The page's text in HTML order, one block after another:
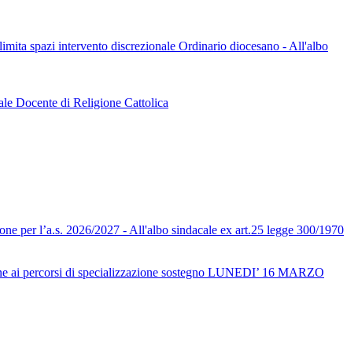
spazi intervento discrezionale Ordinario diocesano - All'albo
Docente di Religione Cattolica
per l’a.s. 2026/2027 - All'albo sindacale ex art.25 legge 300/1970
percorsi di specializzazione sostegno LUNEDI’ 16 MARZO